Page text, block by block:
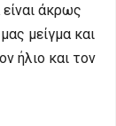
άκρως
μείγμα και
ήλιο και τον